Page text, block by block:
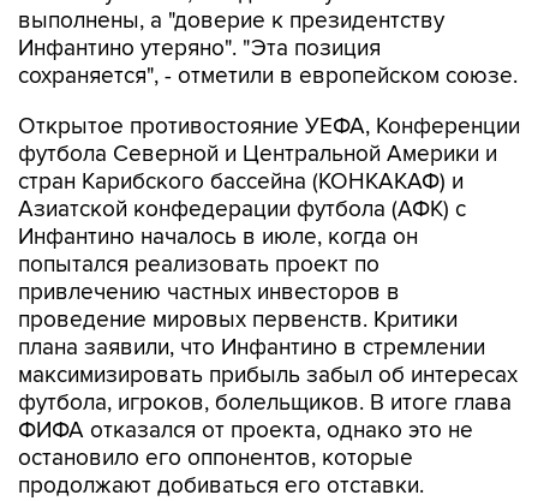
выполнены, а "доверие к президентству
Инфантино утеряно". "Эта позиция
сохраняется", - отметили в европейском союзе.
Открытое противостояние УЕФА, Конференции
футбола Северной и Центральной Америки и
стран Карибского бассейна (КОНКАКАФ) и
Азиатской конфедерации футбола (АФК) с
Инфантино началось в июле, когда он
попытался реализовать проект по
привлечению частных инвесторов в
проведение мировых первенств. Критики
плана заявили, что Инфантино в стремлении
максимизировать прибыль забыл об интересах
футбола, игроков, болельщиков. В итоге глава
ФИФА отказался от проекта, однако это не
остановило его оппонентов, которые
продолжают добиваться его отставки.